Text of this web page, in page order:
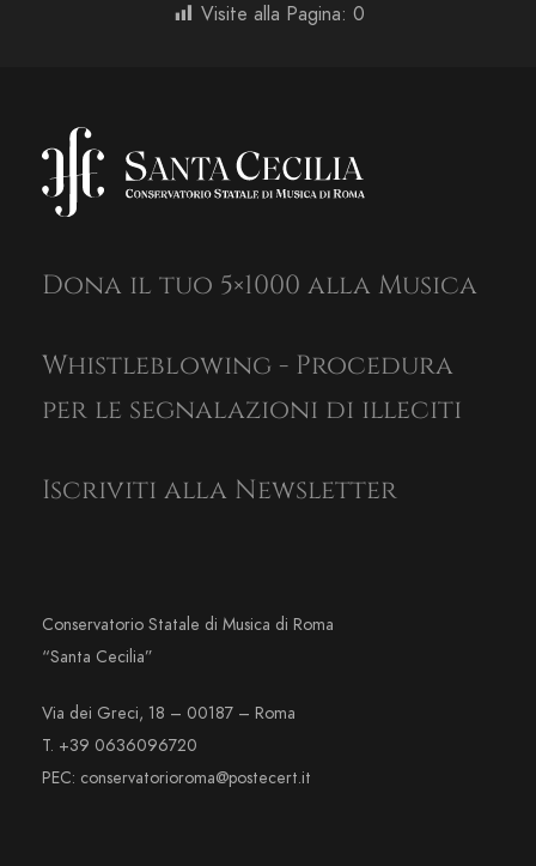
Visite alla Pagina: 0
Dona il tuo 5×1000 alla Musica
Whistleblowing - Procedura
per le segnalazioni di illeciti
Iscriviti alla Newsletter
Conservatorio Statale di Musica di Roma
“Santa Cecilia”
Via dei Greci, 18 – 00187 – Roma
T. +39 0636096720
PEC: conservatorioroma@postecert.it